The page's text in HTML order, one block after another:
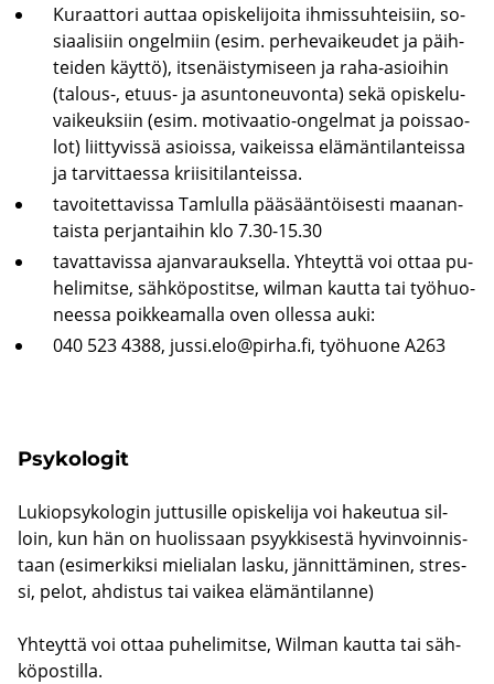
Ku­raat­to­ri aut­taa opis­ke­li­joi­ta ih­mis­suh­tei­siin, so­
si­aa­li­siin on­gel­miin (esim. per­he­vai­keu­det ja päih­
tei­den käyt­tö), it­se­näis­ty­mi­seen ja raha-​asioihin
(talous-​, etuus-​ ja asun­to­neu­von­ta) sekä opis­ke­lu­
vai­keuk­siin (esim. motivaatio-​ongelmat ja pois­sao­
lot) liit­ty­vis­sä asiois­sa, vai­keis­sa elä­män­ti­lan­teis­sa
ja tar­vit­taes­sa krii­si­ti­lan­teis­sa.
ta­voi­tet­ta­vis­sa Tam­lul­la pää­sään­töi­ses­ti maa­nan­
tais­ta per­jan­tai­hin klo 7.30-15.30
ta­vat­ta­vis­sa ajan­va­rauk­sel­la. Yh­teyt­tä voi ottaa pu­
he­li­mit­se, säh­kö­pos­tit­se, wilman kaut­ta tai työ­huo­
nees­sa poik­kea­mal­la oven ol­les­sa auki:
​040 523 4388, jussi.elo@pirha.fi, työ­huo­ne A263
Psy­ko­lo­git
Lu­kiop­sy­ko­lo­gin jut­tusil­le opis­ke­li­ja voi ha­keu­tua sil­
loin, kun hän on huo­lis­saan psyyk­ki­ses­tä hy­vin­voin­nis­
taan (esi­mer­kik­si mie­lia­lan lasku, jän­nit­tä­mi­nen, stres­
si, pelot, ah­dis­tus tai vai­kea elä­män­ti­lan­ne)
Yh­teyt­tä voi ottaa pu­he­li­mit­se, Wilman kaut­ta tai säh­
kö­pos­til­la.